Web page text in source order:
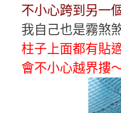
不小心跨到另一
我自己也是霧煞
柱子上面都有貼
會不小心越界摟